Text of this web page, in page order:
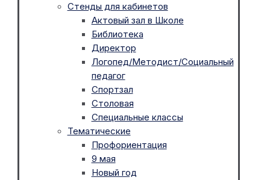
Стенды для кабинетов
Актовый зал в Школе
Библиотека
Директор
Логопед/Методист/Социальный
педагог
Спортзал
Столовая
Специальные классы
Тематические
Профориентация
9 мая
Новый год